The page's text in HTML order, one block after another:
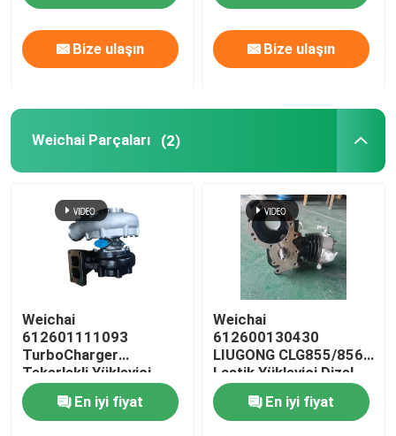
Bize ulaşın Bize ulaşın
Weichai Parçaları (2)
Weichai
612601111093
TurboCharger
Tekerlekli Yükleyici
CLG856H, CLG862H,
LG953, LG956, L956F,
LW500FV, LW500HV,
En iyi fiyat
Weichai
612600130430
LIUGONG CLG855/856
Lastik Yükleyici Dizel
Motor WP12, WD12,
WD615, WP10 için
Hava Kompresörü
En iyi fiyat